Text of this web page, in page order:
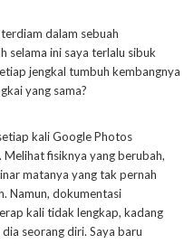
dalam sebuah
selama ini saya terlalu sibuk
jengkal tumbuh kembangnya
yang sama?
kali Google Photos
fisiknya yang berubah,
matanya yang tak pernah
Namun, dokumentasi
kali tidak lengkap, kadang
seorang diri. Saya baru